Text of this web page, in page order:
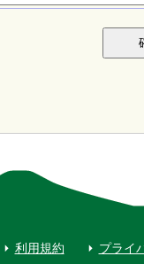
利用規約 プライ